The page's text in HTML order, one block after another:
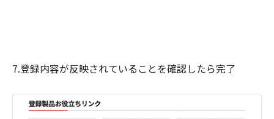
7.登録内容が反映されていることを確認したら完了